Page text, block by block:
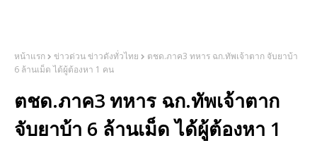
หน้าแรก ข่าวด่วน ข่าวดังทั่วไทย
ตชด.ภาค3 ทหาร ฉก.ทัพเจ้าตาก จับยาบ้า
6 ล้านเม็ด ได้ผู้ต้องหา 1 คน
ตชด.ภาค3 ทหาร ฉก.ทัพเจ้าตาก
จับยาบ้า 6 ล้านเม็ด ได้ผู้ต้องหา 1